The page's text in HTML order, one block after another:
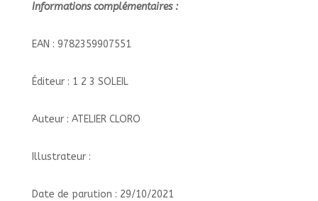
Informations complémentaires :
EAN : 9782359907551
Éditeur : 1 2 3 SOLEIL
Auteur : ATELIER CLORO
Illustrateur :
Date de parution : 29/10/2021